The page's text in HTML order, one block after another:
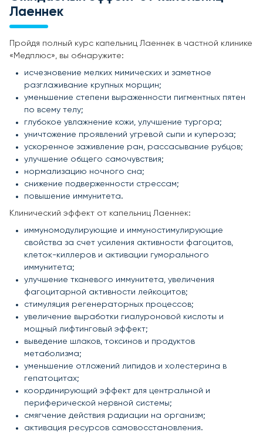
Лаеннек
Пройдя полный курс капельниц Лаеннек в частной клинике
«Медплюс», вы обнаружите:
исчезновение мелких мимических и заметное
разглаживание крупных морщин;
уменьшение степени выраженности пигментных пятен
по всему телу;
глубокое увлажнение кожи, улучшение тургора;
уничтожение проявлений угревой сыпи и купероза;
ускоренное заживление ран, рассасывание рубцов;
улучшение общего самочувствия;
нормализацию ночного сна;
снижение подверженности стрессам;
повышение иммунитета.
Клинический эффект от капельниц Лаеннек:
иммуномодулирующие и иммуностимулирующие
свойства за счет усиления активности фагоцитов,
клеток-киллеров и активации гуморального
иммунитета;
улучшение тканевого иммунитета, увеличения
фагоцитарной активности лейкоцитов;
стимуляция регенераторных процессов;
увеличение выработки гиалуроновой кислоты и
мощный лифтинговый эффект;
выведение шлаков, токсинов и продуктов
метаболизма;
уменьшение отложений липидов и холестерина в
гепатоцитах;
координирующий эффект для центральной и
периферической нервной системы;
смягчение действия радиации на организм;
активация ресурсов самовосстановления.